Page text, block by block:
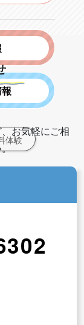
体験
お気軽にご相